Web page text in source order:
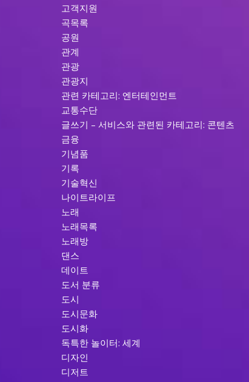
고객지원
곡목록
공원
관계
관광
관광지
관련 카테고리: 엔터테인먼트
교통수단
글쓰기 – 서비스와 관련된 카테고리: 콘텐츠
금융
기념품
기록
기술혁신
나이트라이프
노래
노래목록
노래방
댄스
데이트
도서 분류
도시
도시문화
도시화
독특한 놀이터: 세계
디자인
디저트